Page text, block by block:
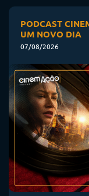
PODCAST
UM NOVO DIA
07/08/2026